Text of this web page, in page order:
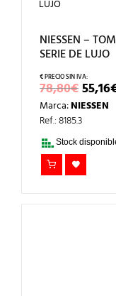
NIESSEN –
SERIE DE LUJO
78,80€EL
ERA:
78,80€.
55,16
Marca:NIESSEN
Ref.: 8185.3
Stock